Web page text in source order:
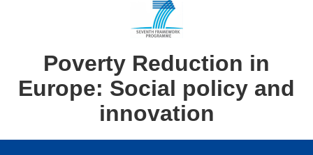
Poverty Reduction in
Europe: Social policy and
innovation